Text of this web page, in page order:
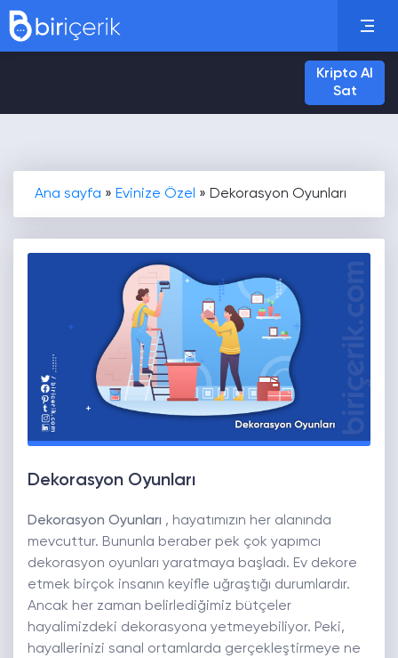
Kripto Al
Sat
Ana sayfa » Evinize Özel » Dekorasyon Oyunları
Dekorasyon Oyunları
Dekorasyon Oyunları , hayatımızın her alanında
mevcuttur. Bununla beraber pek çok yapımcı
dekorasyon oyunları yaratmaya başladı. Ev dekore
etmek birçok insanın keyifle uğraştığı durumlardır.
Ancak her zaman belirlediğimiz bütçeler
hayalimizdeki dekorasyona yetmeyebiliyor. Peki,
hayallerinizi sanal ortamlarda gerçekleştirmeye ne